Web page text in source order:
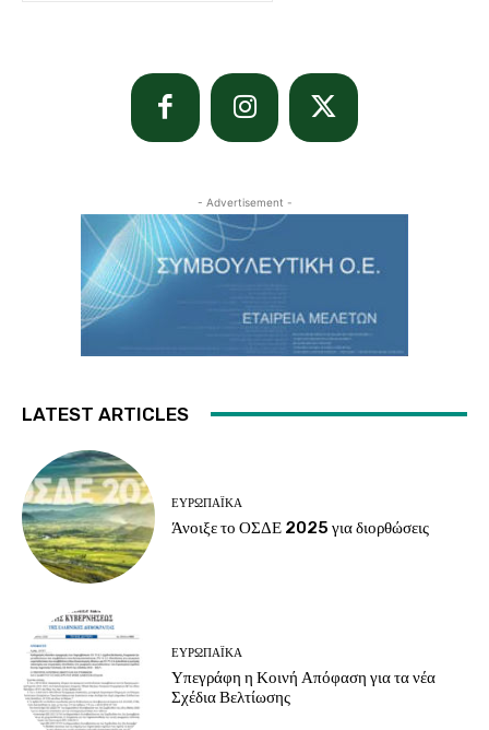
- Advertisement -
LATEST ARTICLES
ΕΥΡΩΠΑΪΚΆ
Άνοιξε το ΟΣΔΕ 2025 για διορθώσεις
ΕΥΡΩΠΑΪΚΆ
Υπεγράφη η Κοινή Απόφαση για τα νέα
Σχέδια Βελτίωσης